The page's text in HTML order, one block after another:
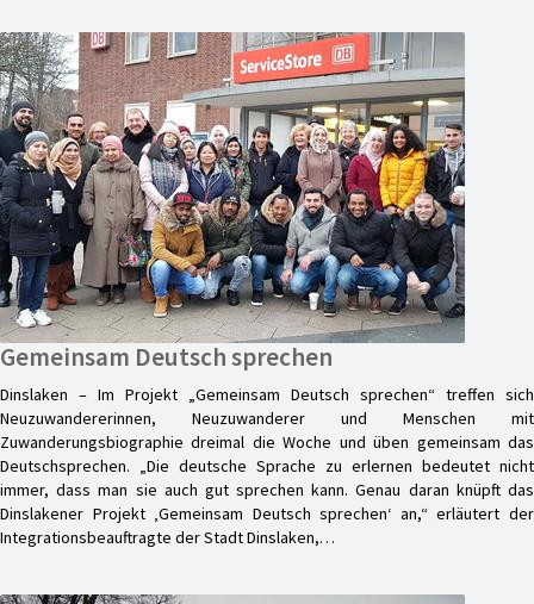
Gemeinsam Deutsch sprechen
Dinslaken – Im Projekt „Gemeinsam Deutsch sprechen“ treffen sich
Neuzuwandererinnen, Neuzuwanderer und Menschen mit
Zuwanderungsbiographie dreimal die Woche und üben gemeinsam das
Deutschsprechen. „Die deutsche Sprache zu erlernen bedeutet nicht
immer, dass man sie auch gut sprechen kann. Genau daran knüpft das
Dinslakener Projekt ‚Gemeinsam Deutsch sprechen‘ an,“ erläutert der
Integrationsbeauftragte der Stadt Dinslaken,…